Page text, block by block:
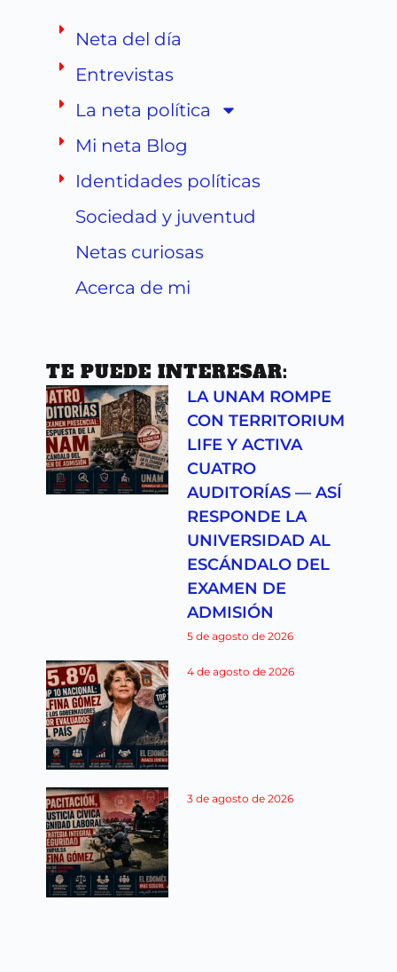
Neta del día
Entrevistas
La neta política
Mi neta Blog
Identidades políticas
Sociedad y juventud
Netas curiosas
Acerca de mi
TE PUEDE INTERESAR:
LA UNAM ROMPE
CON TERRITORIUM
LIFE Y ACTIVA
CUATRO
AUDITORÍAS — ASÍ
RESPONDE LA
UNIVERSIDAD AL
ESCÁNDALO DEL
EXAMEN DE
ADMISIÓN
5 de agosto de 2026
4 de agosto de 2026
3 de agosto de 2026